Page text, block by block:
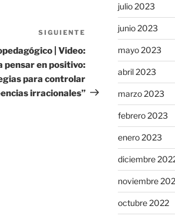
Siguiente
entrada
SIGUIENTE
| Video:
pensar en positivo:
para controlar
irracionales”
julio 2023
junio 2023
mayo 2023
abril 2023
marzo 2023
febrero 2023
enero 2023
diciembre
noviembre
octubre 2022